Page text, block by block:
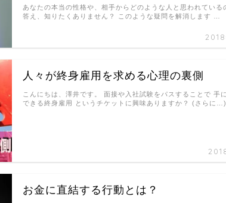
あなたの本当の性格や、相手からどのような人と思われている
答え、知りたくありません？ このような疑問を解消します …
人々が終身雇用を求める心理の裏側
こんにちは、澤井です。 面接や入社試験をパスすることで 手
できる終身雇用 というチケットに興味ありますか？ (さらに
お金に直結する行動とは？